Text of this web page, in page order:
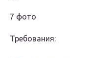
7 фото
Требования: